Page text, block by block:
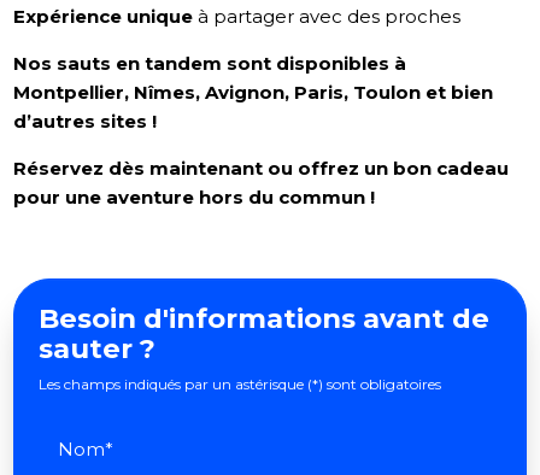
Expérience unique à partager avec des proches
Nos sauts en tandem sont disponibles à
Montpellier, Nîmes, Avignon, Paris, Toulon et bien
d’autres sites !
Réservez dès maintenant ou offrez un bon cadeau
pour une aventure hors du commun !
Besoin d'informations avant de
sauter ?
Les champs indiqués par un astérisque (*) sont obligatoires
Nom*